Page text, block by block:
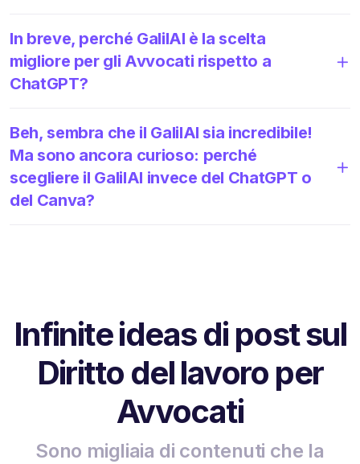
In breve, perché GalilAI è la scelta
migliore per gli Avvocati rispetto a
ChatGPT?
Beh, sembra che il GalilAI sia incredibile!
Ma sono ancora curioso: perché
scegliere il GalilAI invece del ChatGPT o
del Canva?
Infinite ideas di post sul
Diritto del lavoro per
Avvocati
Sono migliaia di contenuti che la